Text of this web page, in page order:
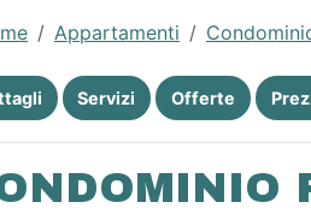
Appartamenti
Servizi Offerte